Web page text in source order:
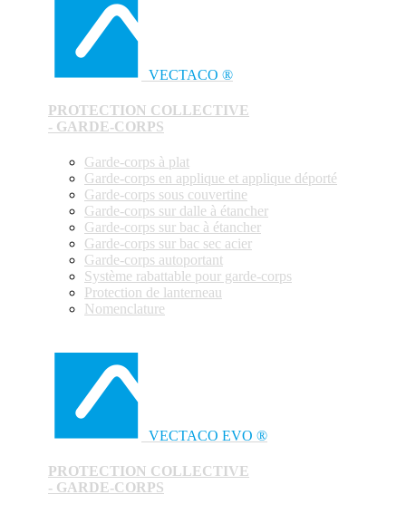
VECTACO ®
PROTECTION COLLECTIVE
- GARDE-CORPS
Garde-corps à plat
Garde-corps en applique et applique déporté
Garde-corps sous couvertine
Garde-corps sur dalle à étancher
Garde-corps sur bac à étancher
Garde-corps sur bac sec acier
Garde-corps autoportant
Système rabattable pour garde-corps
Protection de lanterneau
Nomenclature
VECTACO EVO ®
PROTECTION COLLECTIVE
- GARDE-CORPS